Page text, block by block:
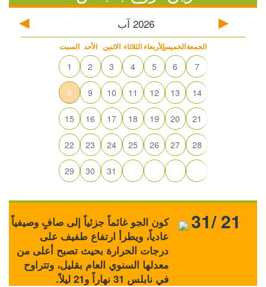
2026 آب
السبت الأحد الاثنين الثلاثاء الأربعاءالخميسالجمعة
1 2 3 4 5 6 7
8 9 10 11 12 13 14
15 16 17 18 19 20 21
22 23 24 25 26 27 28
29 30 31
كون الجو غائماً جزئياً إلى صافٍ وصيفياً
عادياً، ويطرأ ارتفاع طفيف على
درجات الحرارة بحيث تصبح أعلى من
معدلها السنوي العام بقليل، وتتراوح
في نابلس 31 نهاراً و21 ليلاً.
31/ 21